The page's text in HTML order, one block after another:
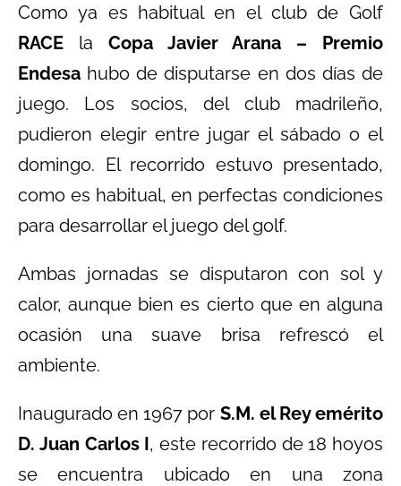
Como ya es habitual en el club de Golf
RACE la Copa Javier Arana – Premio
Endesa hubo de disputarse en dos días de
juego. Los socios, del club madrileño,
pudieron elegir entre jugar el sábado o el
domingo. El recorrido estuvo presentado,
como es habitual, en perfectas condiciones
para desarrollar el juego del golf.
Ambas jornadas se disputaron con sol y
calor, aunque bien es cierto que en alguna
ocasión una suave brisa refrescó el
ambiente.
Inaugurado en 1967 por S.M. el Rey emérito
D. Juan Carlos I, este recorrido de 18 hoyos
se encuentra ubicado en una zona